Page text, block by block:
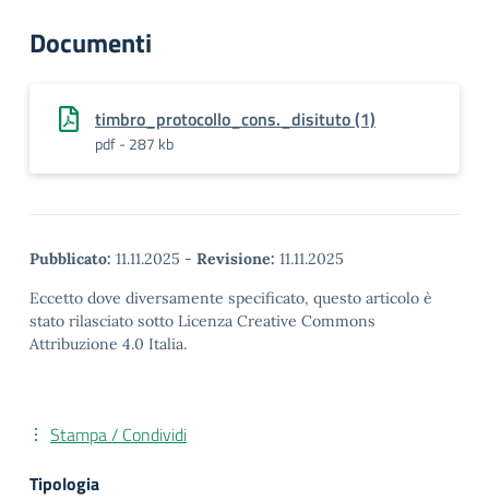
Documenti
timbro_protocollo_cons._disituto (1)
pdf - 287 kb
Pubblicato: 11.11.2025 - Revisione: 11.11.2025
Eccetto dove diversamente specificato, questo articolo è
stato rilasciato sotto Licenza Creative Commons
Attribuzione 4.0 Italia.
Stampa / Condividi
Tipologia